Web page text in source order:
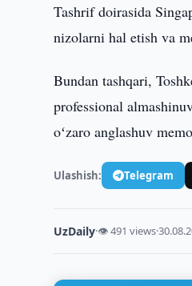
Tashrif doirasida
nizolarni hal etish va
Bundan tashqari,
professional
oʻzaro anglashuv
Ulashish: Telegram
UzDaily·👁 491 views·